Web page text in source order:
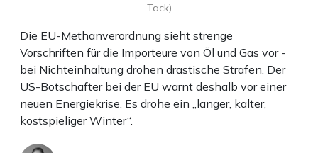
Die EU-Methanverordnung sieht strenge
Vorschriften für die Importeure von Öl und Gas vor -
bei Nichteinhaltung drohen drastische Strafen. Der
US-Botschafter bei der EU warnt deshalb vor einer
neuen Energiekrise. Es drohe ein „langer, kalter,
kostspieliger Winter“.
Tack)